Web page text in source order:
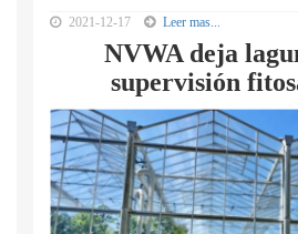
2021-12-17 Leer mas...
NVWA deja
supervisión